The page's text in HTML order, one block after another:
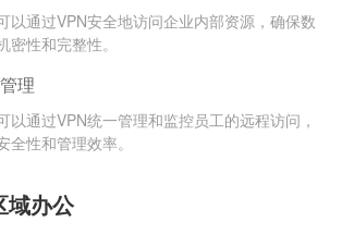
以通过VPN安全地访问企业内部资源，确保数
密性和完整性。
理
以通过VPN统一管理和监控员工的远程访问，
全性和管理效率。
域办公